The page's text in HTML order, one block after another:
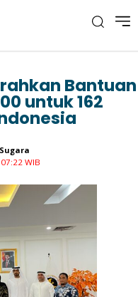
Bantuan
untuk 162
WIB